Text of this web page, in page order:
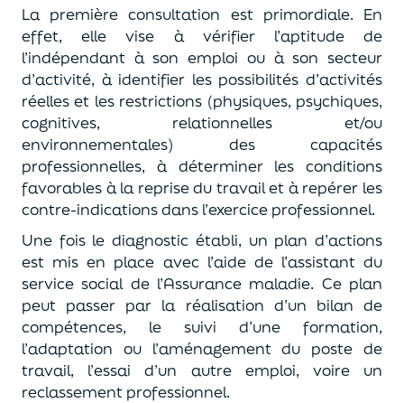
La première consultation est primordiale. En
effet, elle vise à vérifier l’aptitude de
l’indépendant à son emploi ou à son secteur
d’activité, à identifier les possibilités d’activités
réelles et les restrictions (physiques, psychiques,
cognitives, relationnelles et/ou
environnementales) des capacités
professionnelles, à déterminer les conditions
favorables à la reprise du travail et à repérer les
contre-indications dans l’exercice professionnel.
Une fois le diagnostic établi, un plan d’actions
est mis en place avec l’aide de l’assistant du
service social de l’Assurance maladie. Ce plan
peut passer par la réalisation d’un bilan de
compétences, le suivi d’une formation,
l’adaptation ou l’aménagement du poste de
travail, l’essai d’un autre emploi, voire un
reclassement professionnel.